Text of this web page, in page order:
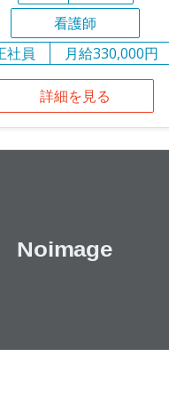
看護師
社員
月給330,000円
詳細を見る